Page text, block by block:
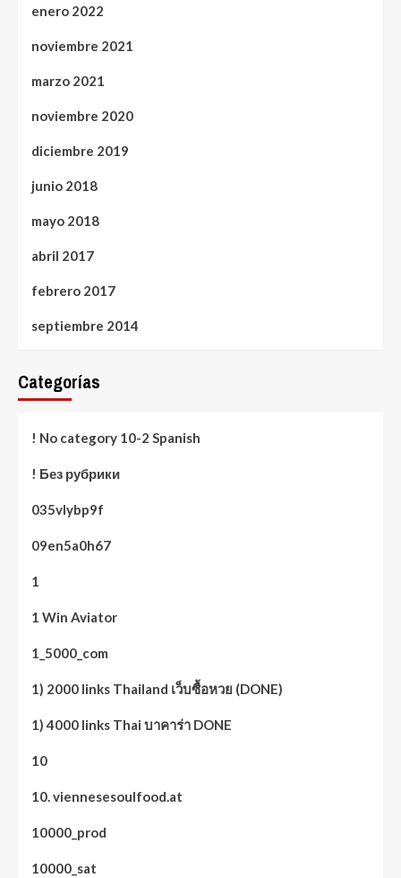
enero 2022
noviembre 2021
marzo 2021
noviembre 2020
diciembre 2019
junio 2018
mayo 2018
abril 2017
febrero 2017
septiembre 2014
Categorías
! No category 10-2 Spanish
! Без рубрики
035vlybp9f
09en5a0h67
1
1 Win Aviator
1_5000_com
1) 2000 links Thailand เว็บซื้อหวย (DONE)
1) 4000 links Thai บาคาร่า DONE
10
10. viennesesoulfood.at
10000_prod
10000_sat